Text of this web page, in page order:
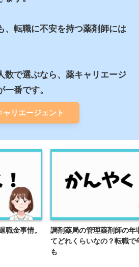
、転職に不安を持つ薬剤師には
数で選ぶなら、薬キャリエージ
番です。
ャリエージェント
職金事情。
調剤薬局の管理薬剤師の年
てどれくらいなの？転職で
も